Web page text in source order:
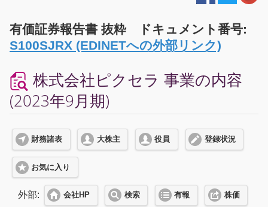
有価証券報告書 抜粋 ドキュメント番号:
S100SJRX (EDINETへの外部リンク)
株式会社ピクセラ 事業の内容
(2023年9月期)
財務諸表 大株主 役員 登録状況
お気に入り
外部: 会社HP 検索 有報 株価